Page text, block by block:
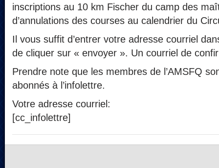
inscriptions au 10 km Fischer du camp des
d’annulations des courses au calendrier du
Il vous suffit d’entrer votre adresse courriel
de cliquer sur « envoyer ». Un courriel de
Prendre note que les membres de l’AMSFQ
abonnés à l’infolettre.
Votre adresse courriel:
[cc_infolettre]